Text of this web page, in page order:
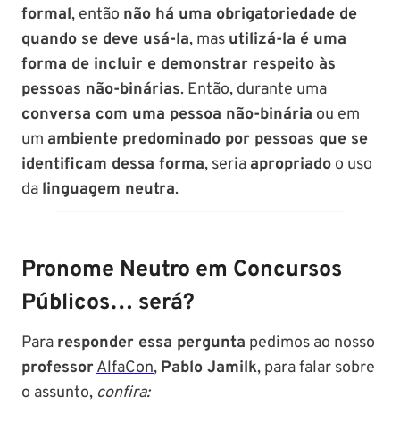
formal, então não há uma obrigatoriedade de
quando se deve usá-la, mas utilizá-la é uma
forma de incluir e demonstrar respeito às
pessoas não-binárias. Então, durante uma
conversa com uma pessoa não-binária ou em
um ambiente predominado por pessoas que se
identificam dessa forma, seria apropriado o uso
da linguagem neutra.
Pronome Neutro em Concursos
Públicos… será?
Para responder essa pergunta pedimos ao nosso
professorAlfaCon, Pablo Jamilk, para falar sobre
o assunto, confira: